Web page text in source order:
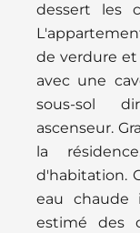
dessert les
de verdure
avec une
sous-sol
ascenseur.
la
d'habitation.
eau chaude
estimé des